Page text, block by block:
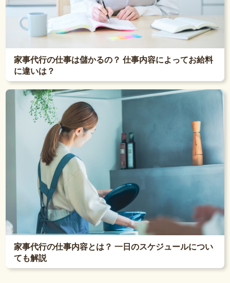
家事代行の仕事は儲かるの？ 仕事内容によってお給料
に違いは？
家事代行の仕事内容とは？ 一日のスケジュールについ
ても解説